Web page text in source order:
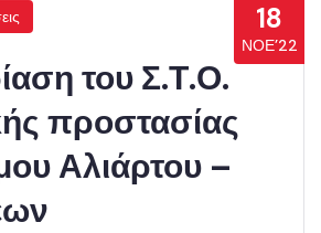
18
ΝΟΈ’22
του Σ.Τ.Ο.
προστασίας
Αλιάρτου –